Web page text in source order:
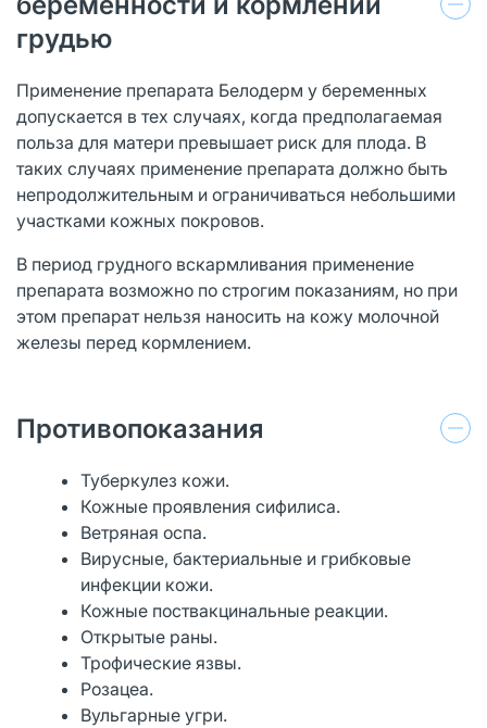
грудью
Применение препарата Белодерм у беременных
допускается в тех случаях, когда предполагаемая
польза для матери превышает риск для плода. В
таких случаях применение препарата должно быть
непродолжительным и ограничиваться небольшими
участками кожных покровов.
В период грудного вскармливания применение
препарата возможно по строгим показаниям, но при
этом препарат нельзя наносить на кожу молочной
железы перед кормлением.
Противопоказания
Туберкулез кожи.
Кожные проявления сифилиса.
Ветряная оспа.
Вирусные, бактериальные и грибковые
инфекции кожи.
Кожные поствакцинальные реакции.
Открытые раны.
Трофические язвы.
Розацеа.
Вульгарные угри.